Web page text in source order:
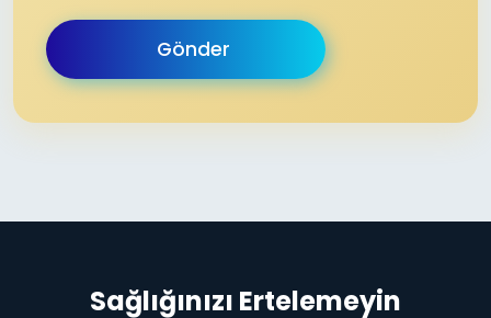
Sağlığınızı Ertelemeyin